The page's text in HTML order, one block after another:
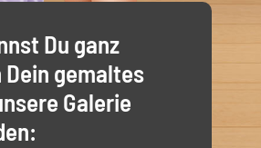
Du ganz
gemaltes
Galerie